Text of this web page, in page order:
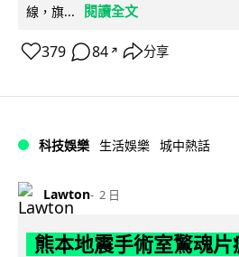
線，旗...
閱讀全文
379 84 ↗ 分享
科技娛樂 生活娛樂 城中熱話
Lawton 2 日
熊本地震手術室驚魂